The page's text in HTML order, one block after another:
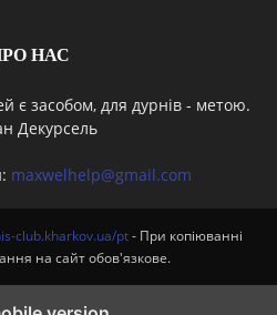
НАС
є засобом, для дурнів - метою.
Декурсель
maxwelhelp@gmail.com
club.kharkov.ua/pt- При копіюванні
на сайт обов'язкове.